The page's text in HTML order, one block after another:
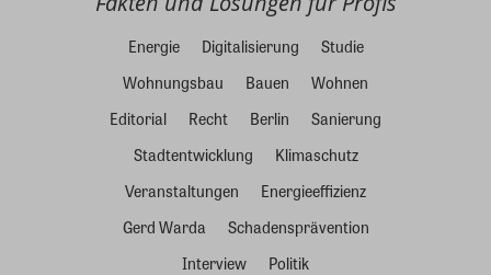
Energie Digitalisierung
Studie
Wohnungsbau
Bauen
Wohnen
Editorial
Recht Berlin
Sanierung
Stadtentwicklung
Klimaschutz
Veranstaltungen
Energieeffizienz
Gerd Warda
Schadensprävention
Interview
Politik